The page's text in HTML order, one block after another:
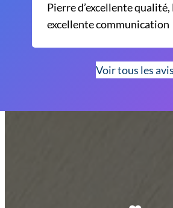
Pierre d’excellente
excellente communication
Voir tous les avis